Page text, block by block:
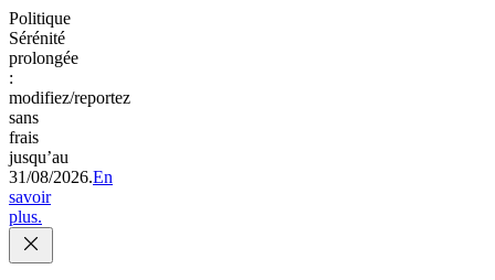
Politique
Sérénité
prolongée
:
modifiez/reportez
sans
frais
jusqu’au
31/08/2026.En
savoir
plus.